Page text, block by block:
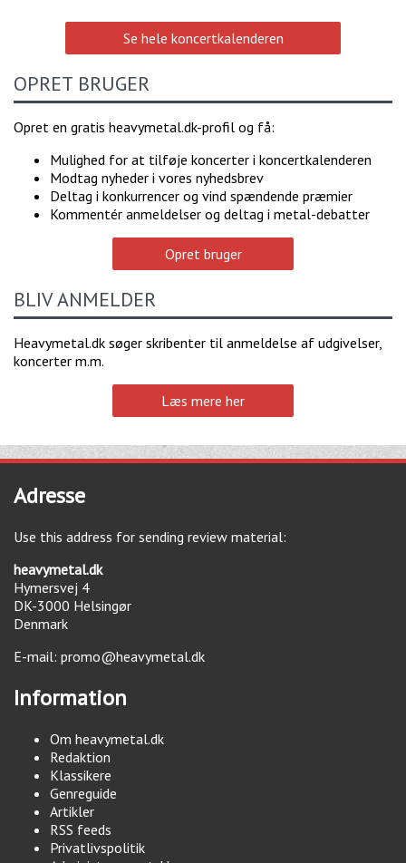
Se hele koncertkalenderen
OPRET BRUGER
Opret en gratis heavymetal.dk-profil og få:
Mulighed for at tilføje koncerter i koncertkalenderen
Modtag nyheder i vores nyhedsbrev
Deltag i konkurrencer og vind spændende præmier
Kommentér anmeldelser og deltag i metal-debatter
Opret bruger
BLIV ANMELDER
Heavymetal.dk søger skribenter til anmeldelse af udgivelser,
koncerter m.m.
Læs mere her
Adresse
Use this address for sending review material:
heavymetal.dk
Hymersvej 4
DK-3000 Helsingør
Denmark
E-mail: promo@heavymetal.dk
Information
Om heavymetal.dk
Redaktion
Klassikere
Genreguide
Artikler
RSS feeds
Privatlivspolitik